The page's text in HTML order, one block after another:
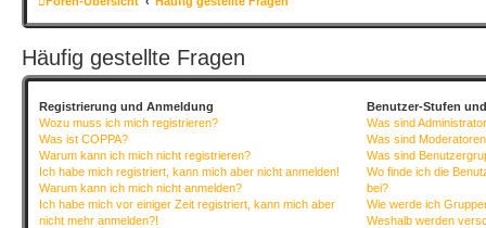
Häufig gestellte Fragen
Registrierung und Anmeldung
Wozu muss ich mich registrieren?
Was ist COPPA?
Warum kann ich mich nicht registrieren?
Ich habe mich registriert, kann mich aber nicht anmelden!
Warum kann ich mich nicht anmelden?
Ich habe mich vor einiger Zeit registriert, kann mich aber
nicht mehr anmelden?!
Benutzer-Stufen
Was sind
Was sind
Was sind
Wo finde ich die
bei?
Wie werde ich
Weshalb werden